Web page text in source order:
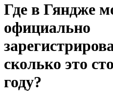
Где в Гяндже
официально
сколько это
году?